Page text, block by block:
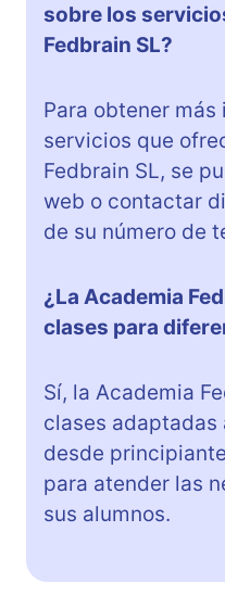
sobre los
Fedbrain SL?
Para obtener
servicios que
Fedbrain SL, se
web o contactar
de su número de
¿La Academia
clases para
Sí, la Academia
clases adaptadas
desde
para atender las
sus alumnos.